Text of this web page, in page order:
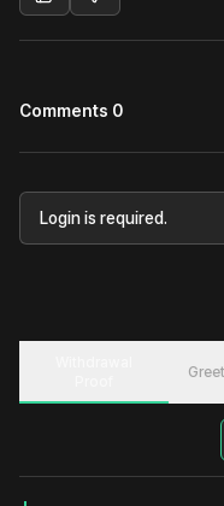
Comments 0
Login is required.